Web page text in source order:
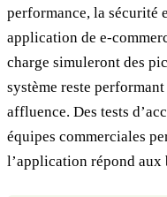
performance, la sécurité
application de e-
charge simuleront des
système reste
affluence. Des tests
équipes commerciales
l’application répond aux